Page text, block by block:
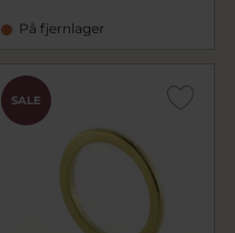
På fjernlager
SALE